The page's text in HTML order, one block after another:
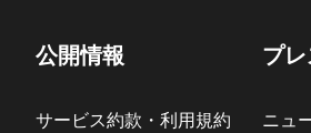
公開情報
サービス約款・利用規約
プ
ニュ